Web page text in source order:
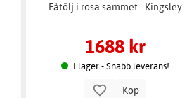
Fåtölj i rosa sammet - Kingsley
1688 kr
I lager - Snabb leverans!
Köp